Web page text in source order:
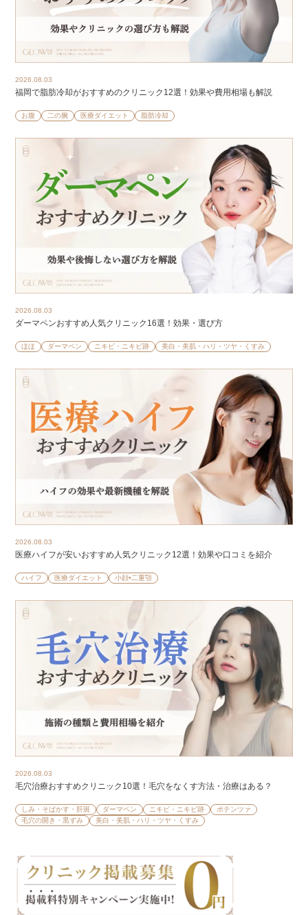
2026.08.03
福岡で脂肪冷却がおすすめのクリニック12選！効果や費用相場も解説
お腹 二の腕 医療ダイエット 脂肪冷却
2026.08.03
ダーマペンおすすめ人気クリニック16選！効果・選び方
ほほ ダーマペン ニキビ・ニキビ跡 美白・美肌・ハリ・ツヤ・くすみ
2026.08.03
医療ハイフが安いおすすめ人気クリニック12選！効果や口コミを紹介
ハイフ 医療ダイエット 小顔•二重顎
2026.08.03
毛穴治療おすすめクリニック10選！毛穴をなくす方法・治療はある？
しみ・そばかす・肝斑 ダーマペン ニキビ・ニキビ跡
ポテンツァ
毛穴の開き・黒ずみ
美白・美肌・ハリ・ツヤ・くすみ